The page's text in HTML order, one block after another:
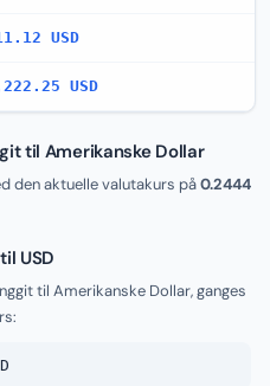
USD
USD
til Amerikanske Dollar
den aktuelle valutakurs på0.2444
USD
til Amerikanske Dollar, ganges